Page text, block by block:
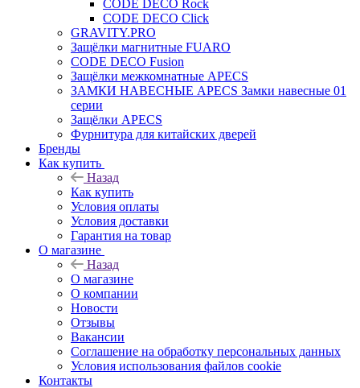
CODE DECO Rock
CODE DECO Click
GRAVITY.PRO
Защёлки магнитные FUARO
CODE DECO Fusion
Защёлки межкомнатные APECS
ЗАМКИ НАВЕСНЫЕ APECS Замки навесные 01
серии
Защёлки APECS
Фурнитура для китайских дверей
Бренды
Как купить
Назад
Как купить
Условия оплаты
Условия доставки
Гарантия на товар
О магазине
Назад
О магазине
О компании
Новости
Отзывы
Вакансии
Соглашение на обработку персональных данных
Условия использования файлов cookie
Контакты